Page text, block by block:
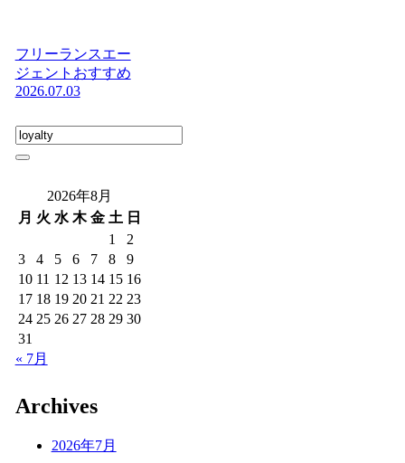
フリーランスエー
ジェントおすすめ
2026.07.03
2026年8月
月 火 水 木 金 土 日
1
2
3
4 5 6 7 8
9
10 11 12 13 14 15 16
17 18 19 20 21 22 23
24 25 26 27 28 29 30
31
« 7月
Archives
2026年7月